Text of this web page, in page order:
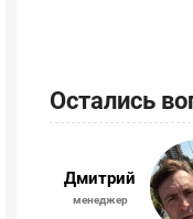
Остались
Дмитрий
менеджер